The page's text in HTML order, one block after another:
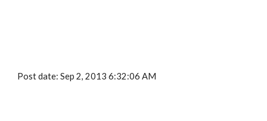
Post date: Sep 2, 2013 6:32:06 AM